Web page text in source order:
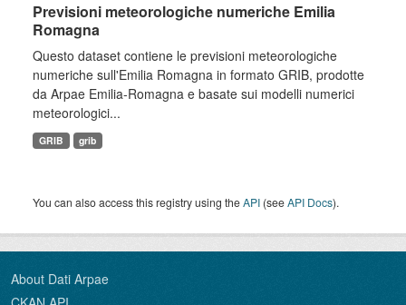
Previsioni meteorologiche numeriche Emilia
Romagna
Questo dataset contiene le previsioni meteorologiche
numeriche sull'Emilia Romagna in formato GRIB, prodotte
da Arpae Emilia-Romagna e basate sui modelli numerici
meteorologici...
GRIB grib
You can also access this registry using theAPI (seeAPI Docs).
About Dati Arpae